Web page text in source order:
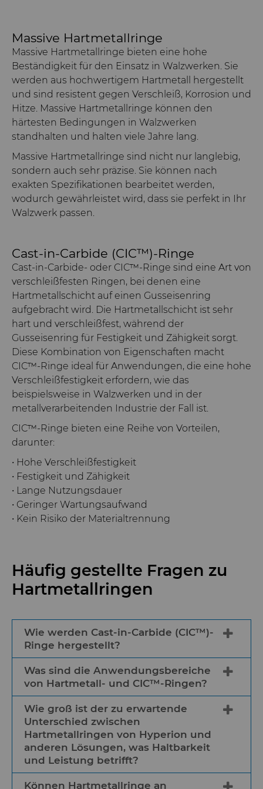
Massive Hartmetallringe
Massive Hartmetallringe bieten eine hohe
Beständigkeit für den Einsatz in Walzwerken. Sie
werden aus hochwertigem Hartmetall hergestellt
und sind resistent gegen Verschleiß, Korrosion und
Hitze. Massive Hartmetallringe können den
härtesten Bedingungen in Walzwerken
standhalten und halten viele Jahre lang.
Massive Hartmetallringe sind nicht nur langlebig,
sondern auch sehr präzise. Sie können nach
exakten Spezifikationen bearbeitet werden,
wodurch gewährleistet wird, dass sie perfekt in Ihr
Walzwerk passen.
Cast-in-Carbide (CIC™)-Ringe
Cast-in-Carbide- oder CIC™-Ringe sind eine Art von
verschleißfesten Ringen, bei denen eine
Hartmetallschicht auf einen Gusseisenring
aufgebracht wird. Die Hartmetallschicht ist sehr
hart und verschleißfest, während der
Gusseisenring für Festigkeit und Zähigkeit sorgt.
Diese Kombination von Eigenschaften macht
CIC™-Ringe ideal für Anwendungen, die eine hohe
Verschleißfestigkeit erfordern, wie das
beispielsweise in Walzwerken und in der
metallverarbeitenden Industrie der Fall ist.
CIC™-Ringe bieten eine Reihe von Vorteilen,
darunter:
• Hohe Verschleißfestigkeit
• Festigkeit und Zähigkeit
• Lange Nutzungsdauer
• Geringer Wartungsaufwand
• Kein Risiko der Materialtrennung
Häufig gestellte Fragen zu
Hartmetallringen
Wie werden Cast-in-Carbide (CIC™)-
Ringe hergestellt?
CIC™-Ringe werden hergestellt, indem
eine Schicht aus Hartmetall auf einen
Gusseisenring aufgebracht wird. Die
Hartmetallschicht sorgt für eine höhere
Festigkeit und Verschleißfestigkeit und
verlängert die Lebensdauer des Rings.
Da das Hartmetall mit dem Gusseisen
verbunden ist, wird das Risiko einer
Was sind die Anwendungsbereiche
von Hartmetall- und CIC™-Ringen?
Hartmetall-Ringe und CIC™-Ringe
können in Fertigblöcken,
Kalibriereinheiten, Verbundwalzen,
Auslegerständen, Rohr-
Streckreduzierwalzwerken (Stretch
Reducing Mills, SRM) für Langprodukt-
Wie groß ist der zu erwartende
Unterschied zwischen
Hartmetallringen von Hyperion und
anderen Lösungen, was Haltbarkeit
und Leistung betrifft?
Können Hartmetallringe an